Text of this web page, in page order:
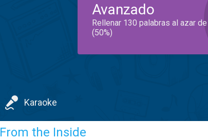
Avanzado
Rellenar 130 palabras al azar
(50%)
Karaoke
From the Inside